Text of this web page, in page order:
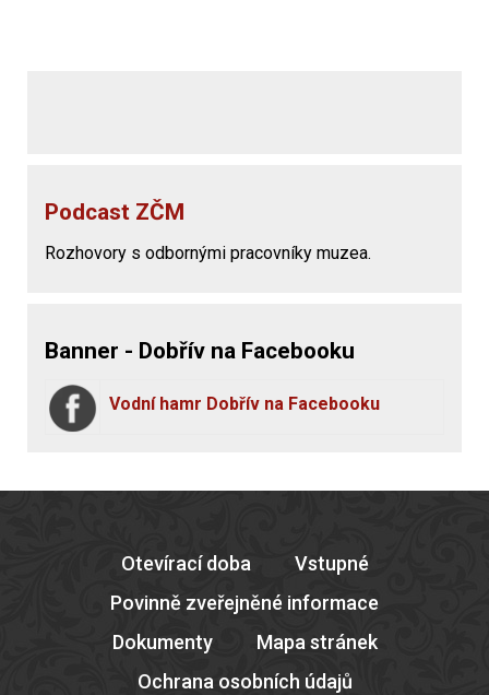
Podcast ZČM
Rozhovory s odbornými pracovníky muzea.
Banner - Dobřív na Facebooku
Vodní hamr Dobřív na Facebooku
Otevírací doba
Vstupné
Povinně zveřejněné informace
Dokumenty
Mapa stránek
Ochrana osobních údajů